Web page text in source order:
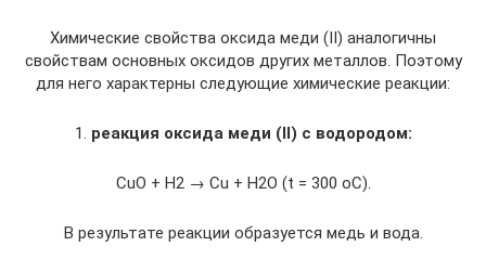
Химические свойства оксида меди (II) аналогичны
свойствам основных оксидов других металлов. Поэтому
для него характерны следующие химические реакции:
1. реакция оксида меди (II) с водородом:
CuО + H2 → Cu + H2О (t = 300 oC).
В результате реакции образуется медь и вода.